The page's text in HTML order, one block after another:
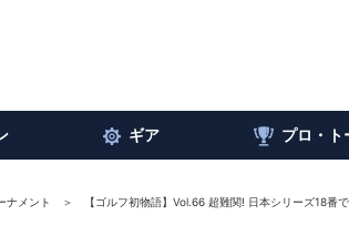
ギア プロ・ト
ナメント 【ゴルフ初物語】Vol.66 超難関! 日本シリーズ18番